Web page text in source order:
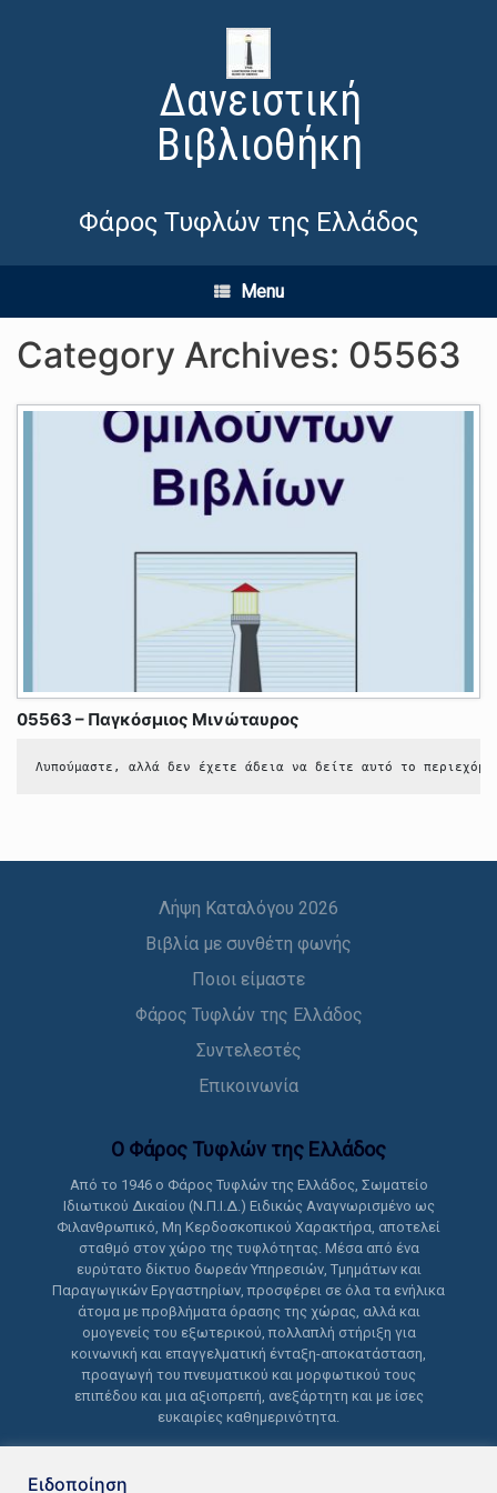
Δανειστική
Βιβλιοθήκη
Φάρος Τυφλών της Ελλάδος
Menu
Category Archives: 05563
05563 – Παγκόσμιος Μινώταυρος
Λυπούμαστε, αλλά δεν έχετε άδεια να δείτε αυτό το
Λήψη Καταλόγου 2026
Βιβλία με συνθέτη φωνής
Ποιοι είμαστε
Φάρος Τυφλών της Ελλάδος
Συντελεστές
Επικοινωνία
Ο Φάρος Τυφλών της Ελλάδoς
Από το 1946 ο Φάρος Τυφλών της Ελλάδος, Σωματείο
Ιδιωτικού Δικαίου (Ν.Π.Ι.Δ.) Ειδικώς Αναγνωρισμένο ως
Φιλανθρωπικό, Μη Κερδοσκοπικού Χαρακτήρα, αποτελεί
σταθμό στον χώρο της τυφλότητας. Μέσα από ένα
ευρύτατο δίκτυο δωρεάν Υπηρεσιών, Τμημάτων και
Παραγωγικών Εργαστηρίων, προσφέρει σε όλα τα ενήλικα
άτομα με προβλήματα όρασης της χώρας, αλλά και
ομογενείς του εξωτερικού, πολλαπλή στήριξη για
κοινωνική και επαγγελματική ένταξη-αποκατάσταση,
προαγωγή του πνευματικού και μορφωτικού τους
επιπέδου και μια αξιοπρεπή, ανεξάρτητη και με ίσες
ευκαιρίες καθημερινότητα.
Ειδοποίηση